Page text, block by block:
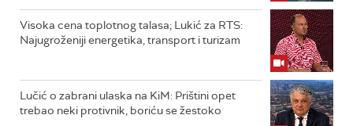
Visoka cena toplotnog talasa; Lukić za RTS:
Najugroženiji energetika, transport i turizam
Lučić o zabrani ulaska na KiM: Prištini opet
trebao neki protivnik, boriću se žestoko